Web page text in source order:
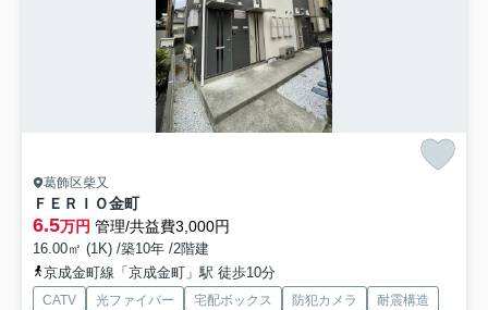
葛飾区柴又
ＦＥＲＩＯ金町
6.5万円 管理/共益費3,000円
16.00㎡ (1K) /築10年 /2階建
京成金町線「京成金町」駅 徒歩10分
CATV 光ファイバー 宅配ボックス 防犯カメラ
耐震構造